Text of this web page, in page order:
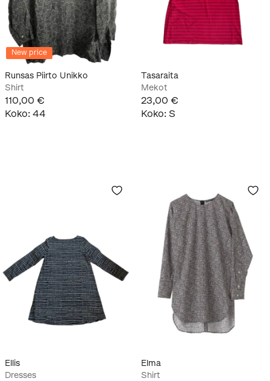
New price
Runsas Piirto Unikko
Shirt
110,00 €
Koko: 44
Tasaraita
Mekot
23,00 €
Koko: S
Ellis
Dresses
Elma
Shirt